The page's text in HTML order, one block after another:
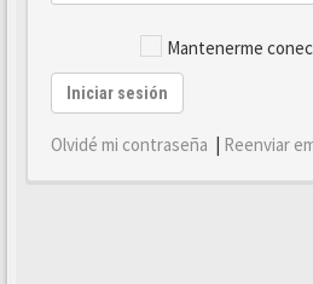
Mantenerme
Iniciar sesión
Olvidé mi contraseña | Reenviar